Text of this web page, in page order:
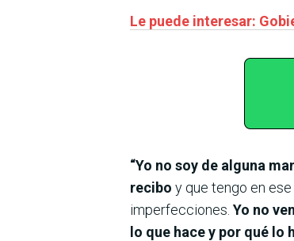
Le puede interesar:
“Yo no soy de alguna
recibo y que tengo en
imperfecciones. Yo no
lo que hace y por qué lo